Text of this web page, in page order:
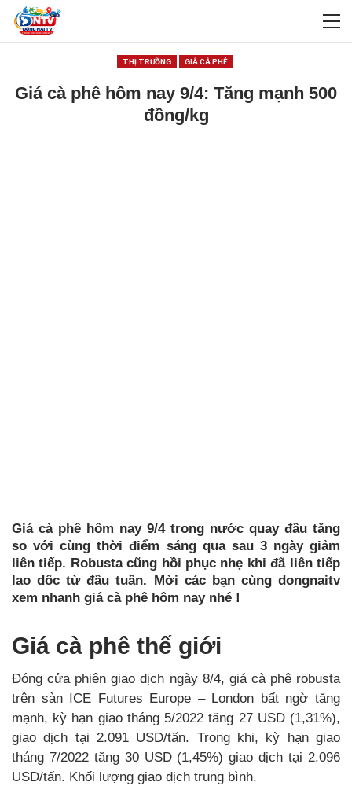
THỊ TRƯỜNG GIÁ CÀ PHÊ
Giá cà phê hôm nay 9/4: Tăng mạnh 500
đồng/kg
Giá cà phê hôm nay 9/4 trong nước quay đầu tăng
so với cùng thời điểm sáng qua sau 3 ngày giảm
liên tiếp. Robusta cũng hồi phục nhẹ khi đã liên tiếp
lao dốc từ đầu tuần. Mời các bạn cùng dongnaitv
xem nhanh giá cà phê hôm nay nhé !
Giá cà phê thế giới
Đóng cửa phiên giao dịch ngày 8/4, giá cà phê robusta
trên sàn ICE Futures Europe – London bất ngờ tăng
mạnh, kỳ hạn giao tháng 5/2022 tăng 27 USD (1,31%),
giao dịch tại 2.091 USD/tấn. Trong khi, kỳ hạn giao
tháng 7/2022 tăng 30 USD (1,45%) giao dịch tại 2.096
USD/tấn. Khối lượng giao dịch trung bình.